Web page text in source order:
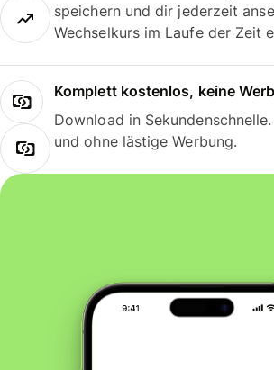
speichern und dir jederzeit
Wechselkurs im Laufe der Zeit
Komplett kostenlos, keine
Download in
und ohne lästige Werbung.